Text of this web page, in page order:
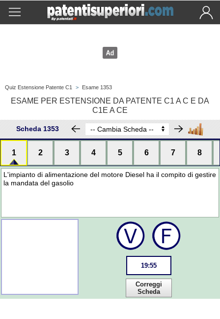
Quiz Estensione Patente C1 > Esame 1353
ESAME PER ESTENSIONE DA PATENTE C1 A C E DA
C1E A CE
Scheda 1353
1 2 3 4 5 6 7 8
L'impianto di alimentazione del motore Diesel ha il compito di gestire
la mandata del gasolio
19:55
Correggi
Scheda